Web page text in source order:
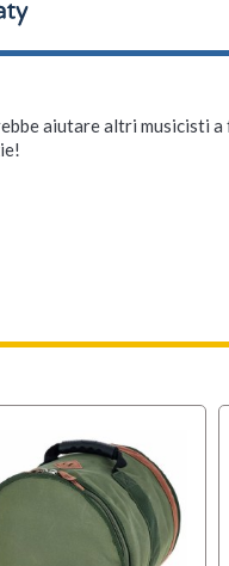
aiutare altri musicisti a